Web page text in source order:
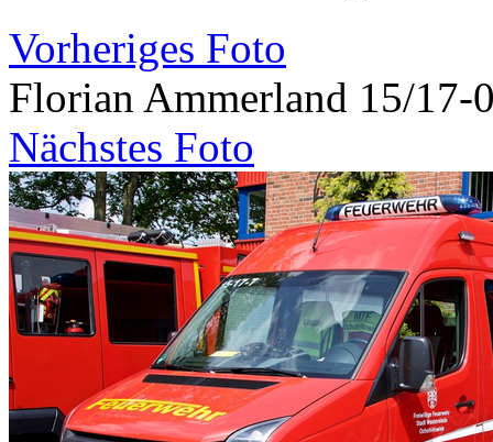
Vorheriges Foto
Florian Ammerland 15/17-
Nächstes Foto